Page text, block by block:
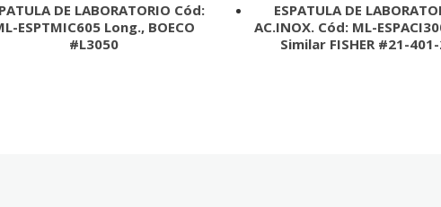
DE LABORATORIO Cód:
ESPTMIC605 Long., BOECO
#L3050
ESPATULA DE
AC.INOX. Cód: ML-
Similar FISHER #21-